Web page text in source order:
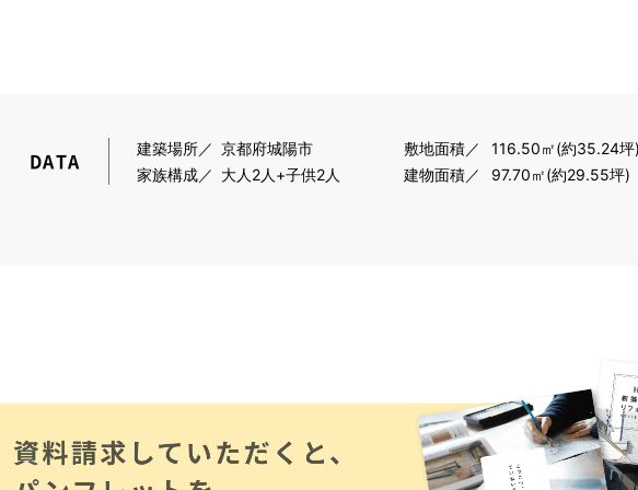
DATA 建築場所
京都府城陽市
家族構成
大人2人+子供2人
敷地面積
116.50㎡(約35.24
建物面積
97.70㎡(約29.55坪)